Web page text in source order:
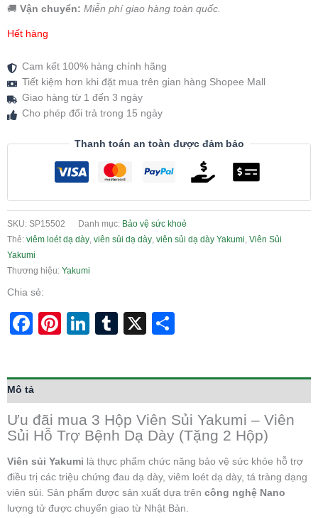
🚚 Vận chuyển: Miễn phí giao hàng toàn quốc.
Hết hàng
Cam kết 100% hàng chính hãng
Tiết kiệm hơn khi đặt mua trên gian hàng Shopee Mall
Giao hàng từ 1 đến 3 ngày
Cho phép đổi trả trong 15 ngày
Thanh toán an toàn được đảm bảo
SKU: SP15502 Danh mục: Bảo vệ sức khoẻ
Thẻ: viêm loét dạ dày viên sủi dạ dày viên sủi dạ dày Yakumi Viên Sủi
Yakumi
Thương hiệu: Yakumi
Chia sẻ:
Facebook
Pinterest
LinkedIn
Tumblr
X
Mô tả
Ưu đãi mua 3 Hộp Viên Sủi Yakumi – Viên
Sủi Hỗ Trợ Bệnh Dạ Dày (Tặng 2 Hộp)
Viên sủi Yakumi là thực phẩm chức năng bảo vệ sức khỏe hỗ trợ
điều trị các triệu chứng đau dạ dày, viêm loét dạ dày, tá tràng dạng
viên sủi. Sản phẩm được sản xuất dựa trên công nghệ Nano
lượng tử được chuyển giao từ Nhật Bản.